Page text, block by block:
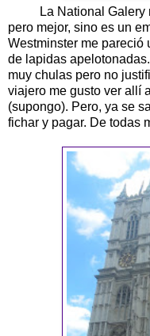
La National Galery
pero mejor, sino es un
Westminster me pareció
de lapidas
muy chulas pero no
viajero me gusto ver allí
(supongo). Pero, ya se
fichar y pagar. De todas